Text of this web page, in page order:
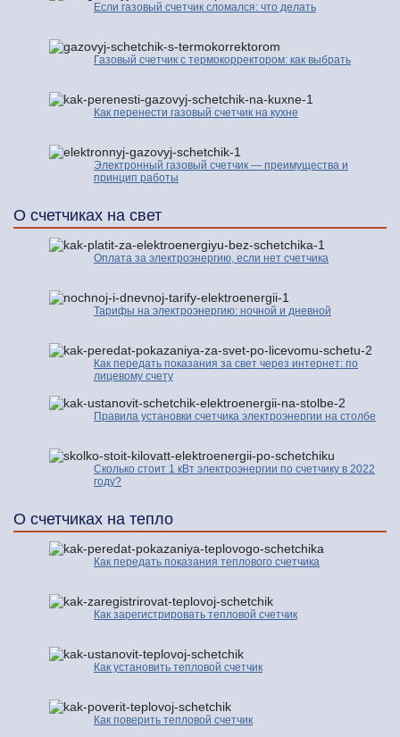
Если газовый счетчик сломался: что делать
Газовый счетчик с термокорректором: как выбрать
Как перенести газовый счетчик на кухне
Электронный газовый счетчик — преимущества и
принцип работы
О счетчиках на свет
Оплата за электроэнергию, если нет счетчика
Тарифы на электроэнергию: ночной и дневной
Как передать показания за свет через интернет: по
лицевому счету
Правила установки счетчика электроэнергии на столбе
Сколько стоит 1 кВт электроэнергии по счетчику в 2022
году?
О счетчиках на тепло
Как передать показания теплового счетчика
Как зарегистрировать тепловой счетчик
Как установить тепловой счетчик
Как поверить тепловой счетчик